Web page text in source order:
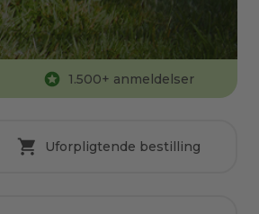
1.500+ anmeldelser
Uforpligtende bestilling